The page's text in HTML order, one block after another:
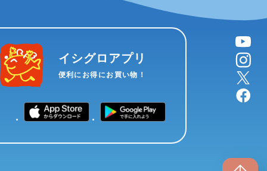
イシグロアプリ
便利にお得にお買い物！
YouTube
instagram
X
facebook